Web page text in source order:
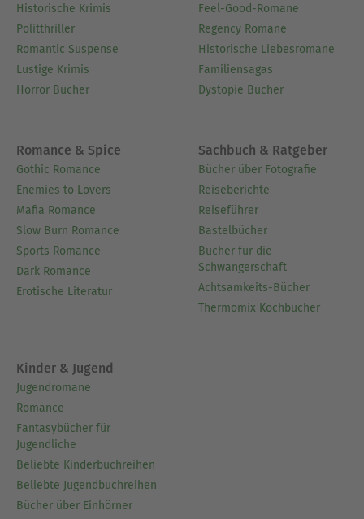
Historische Krimis
Politthriller
Romantic Suspense
Lustige Krimis
Horror Bücher
Feel-Good-Romane
Regency Romane
Historische Liebesromane
Familiensagas
Dystopie Bücher
Romance & Spice
Gothic Romance
Enemies to Lovers
Mafia Romance
Slow Burn Romance
Sports Romance
Dark Romance
Erotische Literatur
Sachbuch & Ratgeber
Bücher über Fotografie
Reiseberichte
Reiseführer
Bastelbücher
Bücher für die
Schwangerschaft
Achtsamkeits-Bücher
Thermomix Kochbücher
Kinder & Jugend
Jugendromane
Romance
Fantasybücher für
Jugendliche
Beliebte Kinderbuchreihen
Beliebte Jugendbuchreihen
Bücher über Einhörner